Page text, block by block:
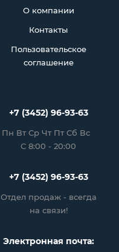
О компании
Контакты
Пользовательское
соглашение
+7 (3452) 96-93-63
Пн Вт Ср Чт Пт Сб Вс
С 8:00 - 20:00
+7 (3452) 96-93-63
Отдел продаж - всегда
на связи!
Электронная почта: